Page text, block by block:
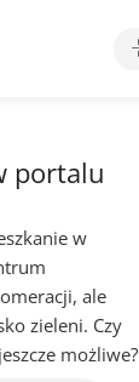
portalu
w
ale
zieleni. Czy
możliwe?